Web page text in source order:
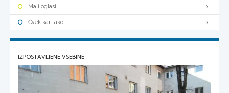
Mali oglasi
Čvek kar tako
IZPOSTAVLJENE VSEBINE